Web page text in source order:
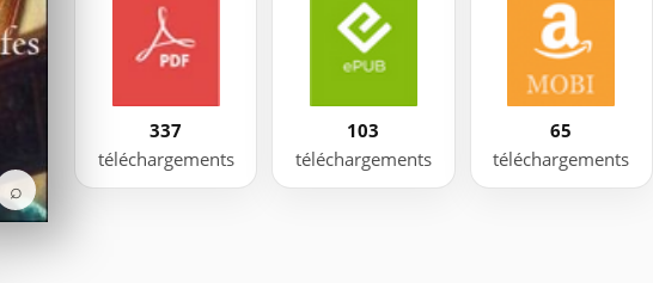
⌕
337
téléchargements
103
téléchargements
65
téléchargements